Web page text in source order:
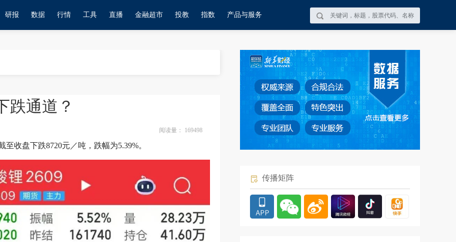
研报 数据 行情 工具 直播 金融超市 投教 指数 产品与服务
跌通道？
阅读量： 169498
收盘下跌8720元／吨，跌幅为5.39%。
传播矩阵